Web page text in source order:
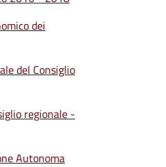
dei
del Consiglio
regionale -
Autonoma